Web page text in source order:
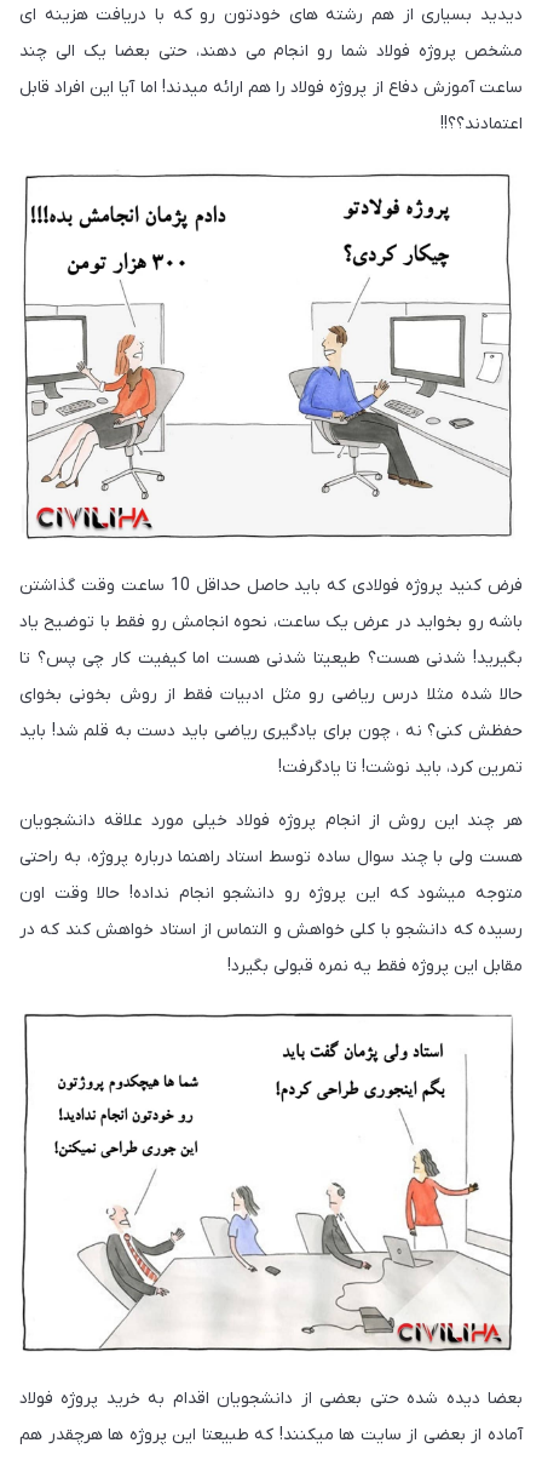
دیدید بسیاری از هم رشته های خودتون رو که با دریافت هزینه ای
مشخص پروژه فولاد شما رو انجام می دهند، حتی بعضا یک الی چند
ساعت آموزش دفاع از پروژه فولاد را هم ارائه میدند! اما آیا این افراد قابل
اعتمادند؟؟!!
فرض کنید پروژه فولادی که باید حاصل حداقل 10 ساعت وقت گذاشتن
باشه رو بخواید در عرض یک ساعت، نحوه انجامش رو فقط با توضیح یاد
بگیرید! شدنی هست؟ طیعیتا شدنی هست اما کیفیت کار چی پس؟ تا
حالا شده مثلا درس ریاضی رو مثل ادبیات فقط از روش بخونی بخوای
حفظش کنی؟ نه ، چون برای یادگیری ریاضی باید دست به قلم شد! باید
تمرین کرد، باید نوشت! تا یادگرفت!
هر چند این روش از انجام پروژه فولاد خیلی مورد علاقه دانشجویان
هست ولی با چند سوال ساده توسط استاد راهنما درباره پروژه، به راحتی
متوجه میشود که این پروژه رو دانشجو انجام نداده! حالا وقت اون
رسیده که دانشجو با کلی خواهش و التماس از استاد خواهش کند که در
مقابل این پروژه فقط یه نمره قبولی بگیرد!
بعضا دیده شده حتی بعضی از دانشجویان اقدام به خرید پروژه فولاد
آماده از بعضی از سایت ها میکنند! که طبیعتا این پروژه ها هرچقدر هم